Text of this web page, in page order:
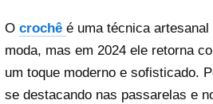
O crochê é uma técnica
moda, mas em 2024 ele retorna
um toque moderno e sofisticado.
se destacando nas passarelas e